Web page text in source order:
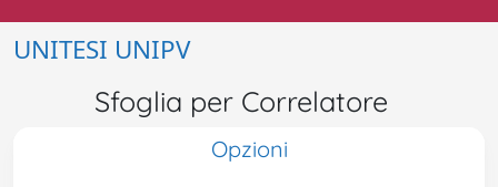
UNITESI UNIPV
Sfoglia per Correlatore
Opzioni